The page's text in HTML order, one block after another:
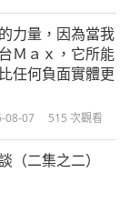
願人類能齊心
欣地齊步邁向
華麗的純素天
的精神中茁壯
邁向光明的未
觀看節目並使
園與生活。這
電視台使周圍發
台的力量來改變
力量，因為當我
Ｍａｘ，它所能
任何負面實體更
08-07 515 次觀看
（二集之二）